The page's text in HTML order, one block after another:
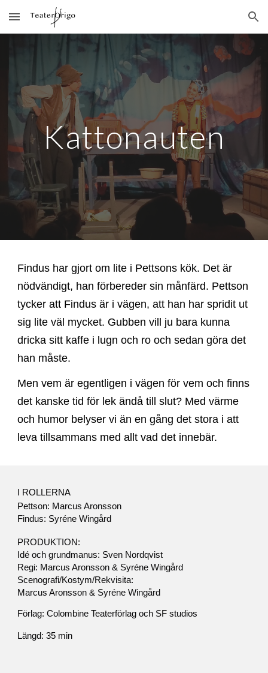
Skip to main content Skip to navigation
Kattonauten
Findus har gjort om lite i Pettsons kök. Det är
nödvändigt, han förbereder sin månfärd. Pettson
tycker att Findus är i vägen, att han har spridit ut
sig lite väl mycket. Gubben vill ju bara kunna
dricka sitt kaffe i lugn och ro och sedan göra det
han måste.
Men vem är egentligen i vägen för vem och finns
det kanske tid för lek ändå till slut? Med värme
och humor belyser vi än en gång det stora i att
leva tillsammans med allt vad det innebär.
I ROLLERNA
Pettson: Marcus Aronsson
Findus: Syréne Wingård
PRODUKTION:
Idé och grundmanus: Sven Nordqvist
Regi: Marcus Aronsson & Syréne Wingård
Scenografi/Kostym/Rekvisita:
Marcus Aronsson & Syréne Wingård
Förlag: Colombine Teaterförlag och SF studios
Längd: 35 min